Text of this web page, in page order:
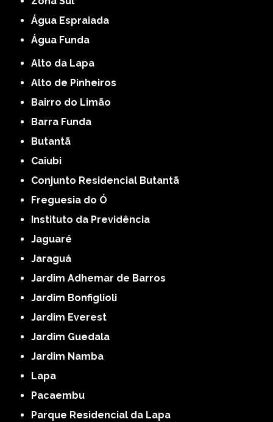
Água Espraiada
Água Funda
Alto da Lapa
Alto de Pinheiros
Bairro do Limão
Barra Funda
Butantã
Caiubi
Conjunto Residencial Butantã
Freguesia do Ó
Instituto da Previdência
Jaguaré
Jaraguá
Jardim Adhemar de Barros
Jardim Bonfiglioli
Jardim Everest
Jardim Guedala
Jardim Namba
Lapa
Pacaembu
Parque Residencial da Lapa